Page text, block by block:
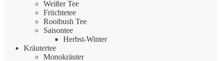
Weißer Tee
Früchtetee
Rooibush Tee
Saisontee
Herbst-Winter
Kräutertee
Monokräuter